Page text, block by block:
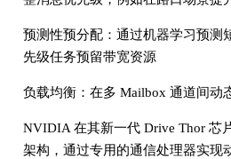
预测性预分配：通过机器学习预测
先级任务预留带宽资源
负载均衡：在多 Mailbox 通道间动
NVIDIA 在其新一代 Drive Thor 芯
架构，通过专用的通信处理器实现